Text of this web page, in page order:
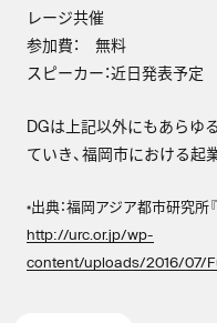
レージ共催
参加費： 無料
スピーカー：近日発表予定
DGは上記以外にもあらゆ
ていき、福岡市における起
*出典：福岡アジア都市研究
http://urc.or.jp/wp-
content/uploads/2016/07/